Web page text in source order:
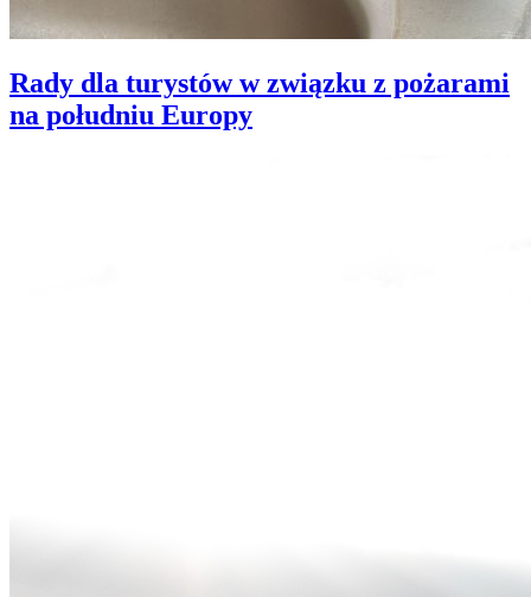
Rady dla turystów w związku z pożarami
na południu Europy